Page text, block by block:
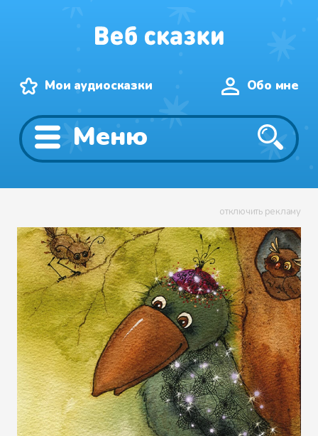
Мои аудиосказки Обо мне
Меню
отключить рекламу